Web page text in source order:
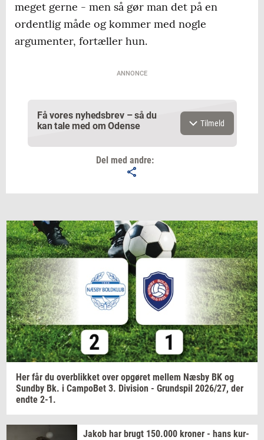
meget gerne - men så gør man det på en
ordentlig måde og kommer med nogle
argumenter, fortæller hun.
ANNONCE
Få vores nyhedsbrev – så du
kan tale med om Odense
Navn
Jeg vil gerne modtage et nyhedsoverblik, samt
relevante tilbud og brugerfordele på mail. Det er altid
muligt at afmelde.
Privatlivspolitik.
Tilmeld
Del med andre:
Her får du over­blik­ket over op­gø­ret mel­lem Næsby BK og
Sund­by Bk. i Cam­po­Bet 3. Di­vi­sion - Grund­spil 2026/27, der
endte 2-1.
Jakob har brugt 150.000 kro­ner - hans kur­